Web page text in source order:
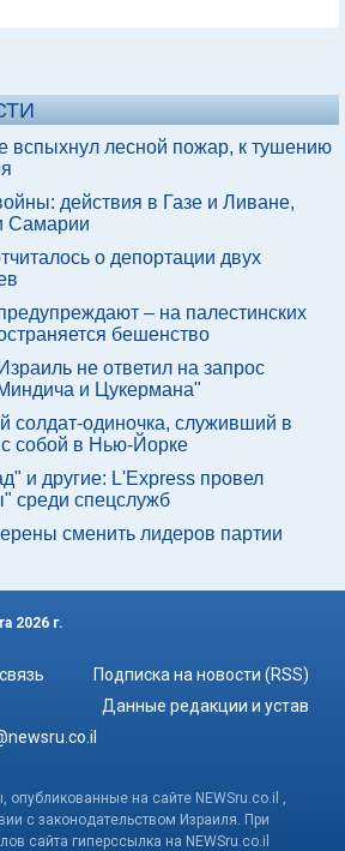
вспыхнул лесной пожар, к тушению
действия в Газе и Ливане,
Самарии
о депортации двух
– на палестинских
бешенство
не ответил на запрос
и Цукермана"
солдат-одиночка, служивший в
собой в Нью-Йорке
и другие: L'Express провел
среди спецслужб
сменить лидеров партии
2026 г.
Подписка на новости (RSS)
Данные редакции и устав
опубликованные на сайте NEWSru.co.il ,
с законодательством Израиля. При
сайта гиперссылка на NEWSru.co.il